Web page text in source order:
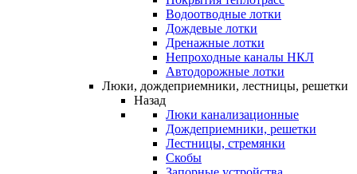
Водоотводные лотки
Дождевые лотки
Дренажные лотки
Непроходные каналы НКЛ
Автодорожные лотки
Люки, дождеприемники, лестницы, решетки
Назад
Люки канализационные
Дождеприемники, решетки
Лестницы, стремянки
Скобы